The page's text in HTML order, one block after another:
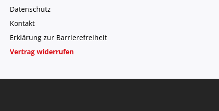
Datenschutz
Kontakt
Erklärung zur Barrierefreiheit
Vertrag widerrufen